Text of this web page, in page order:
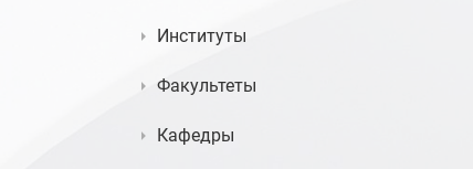
Институты
Факультеты
Кафедры